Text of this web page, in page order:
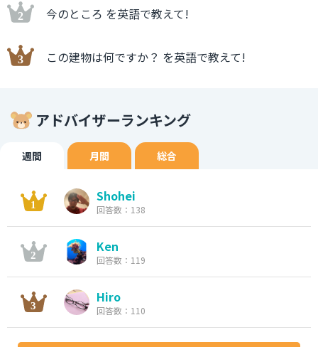
今のところ を英語で教えて!
この建物は何ですか？ を英語で教えて!
アドバイザーランキング
週間 月間 総合
Shohei
回答数：138
Ken
回答数：119
Hiro
回答数：110